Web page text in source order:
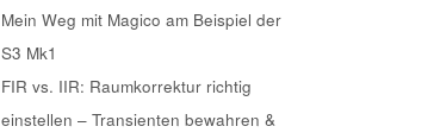
Mein Weg mit Magico am Beispiel der
S3 Mk1
FIR vs. IIR: Raumkorrektur richtig
einstellen – Transienten bewahren &